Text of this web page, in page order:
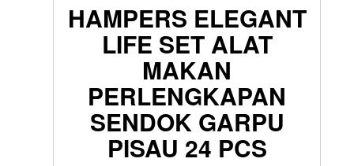
HAMPERS ELEGANT
LIFE SET ALAT
MAKAN
PERLENGKAPAN
SENDOK GARPU
PISAU 24 PCS